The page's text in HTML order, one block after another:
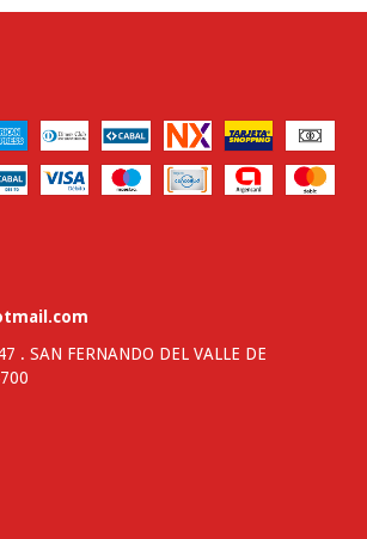
. SAN FERNANDO DEL VALLE DE